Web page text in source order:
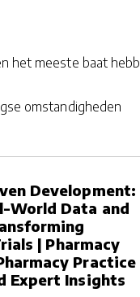
het meeste baat
omstandigheden
Development:
World Data and
| Pharmacy
Practice
Expert Insights